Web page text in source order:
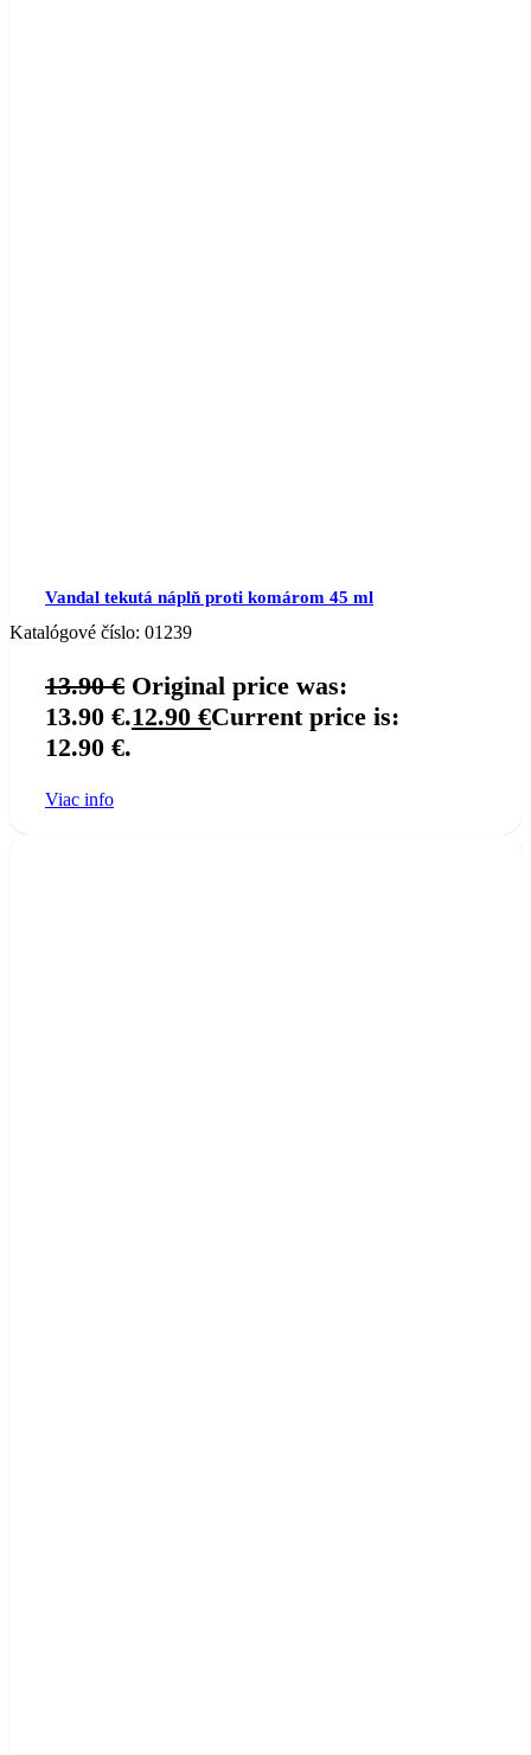
Vandal tekutá náplň proti komárom 45 ml
Katalógové číslo: 01239
13.90€ Original price was:
13.90 €.12.90 €Current price is:
12.90 €.
Viac info